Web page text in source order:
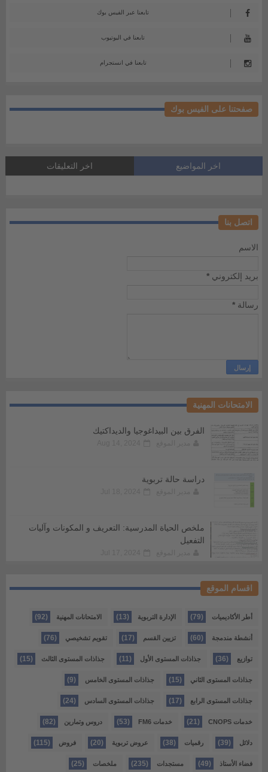
تابعنا عبر الفيس بوك
تابعنا في اليوتيوب
تابعنا في انستجرام
صفحتنا على الفيس بوك
اخر المواضيع اخر التعليقات
اتصل بنا
الاسم
بريد إلكتروني *
رسالة *
الامتحانات المهنية
الفرق بين البيداغوجيا والديداكتيك
دراسة حالة تربوية
ملخص الحياة المدرسية: التعريف و المكونات وآليات
التفعيل
اقسام الموقع
أطر الأكاديميات (79) الإدارة التربوية (13) الامتحانات المهنية (92)
أنشطة مندمجة (60) تزيين القسم (17) تقويم تشخيصي (76)
توازيع (36) جذاذات المستوى الأول (11) جذاذات المستوى الثالث (15)
جذاذات المستوى الثاني (15) جذاذات المستوى الخامس (9)
جذاذات المستوى الرابع (17) جذاذات المستوى السادس (24)
خدمات CNOPS (21) خدمات FM6 (53) دروس وتمارين (82)
دلائل (39) رقميات (38) عروض تربوية (20) فروض (115)
فضاء الأستاذ (49) مستجدات (235) ملخصات (25)